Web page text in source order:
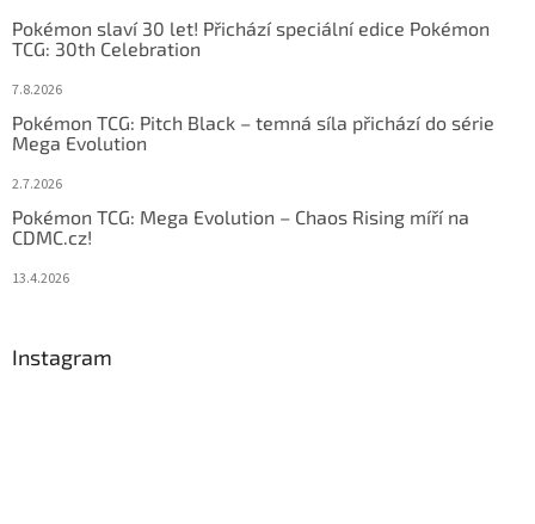
Pokémon slaví 30 let! Přichází speciální edice Pokémon
TCG: 30th Celebration
7.8.2026
Pokémon TCG: Pitch Black – temná síla přichází do série
Mega Evolution
2.7.2026
Pokémon TCG: Mega Evolution – Chaos Rising míří na
CDMC.cz!
13.4.2026
Instagram